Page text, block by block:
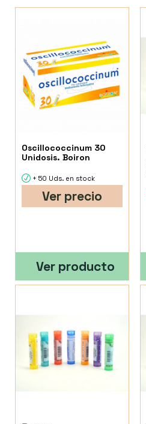
Oscillococcinum 30
Unidosis. Boiron
+ 50 Uds. en stock
Ver precio
Ver producto